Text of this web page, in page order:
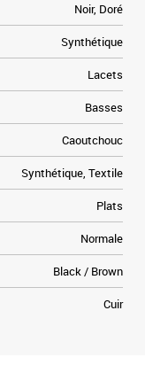
Noir, Doré
Synthétique
Lacets
Basses
Caoutchouc
Synthétique, Textile
Plats
Normale
Black / Brown
Cuir